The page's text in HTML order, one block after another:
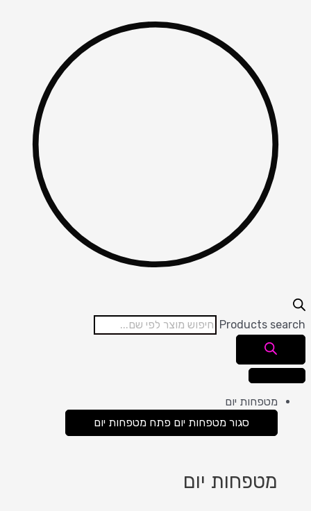
Products
מטפחות יום
סגור מטפחות יום פתח מטפחות יום
מטפחות יום